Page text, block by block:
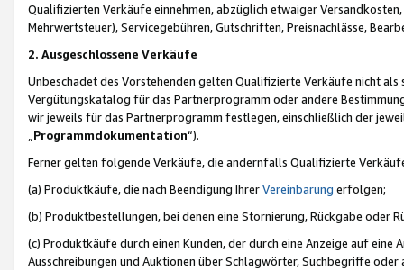
Qualifizierten Verkäufe einnehmen, abzüglich etwaiger
Mehrwertsteuer), Servicegebühren, Gutschriften, Preisnachlässe,
2. Ausgeschlossene Verkäufe
Unbeschadet des Vorstehenden gelten Qualifizierte Verkäufe nicht
Vergütungskatalog für das Partnerprogramm oder andere
wir jeweils für das Partnerprogramm festlegen, einschließlich der
Programmdokumentation“).
Ferner gelten folgende Verkäufe, die andernfalls Qualifizierte
(a) Produktkäufe, die nach Beendigung IhrerVereinbarung erfolgen;
(b) Produktbestellungen, bei denen eine Stornierung, Rückgabe oder
(c) Produktkäufe durch einen Kunden, der durch eine Anzeige auf
Ausschreibungen und Auktionen über Schlagwörter, Suchbegriffe